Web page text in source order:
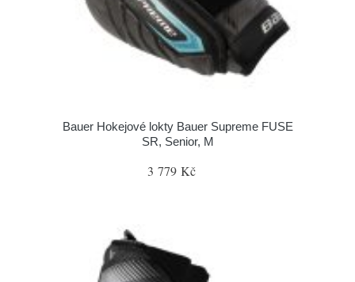
Bauer Hokejové lokty Bauer Supreme FUSE
SR, Senior, M
3 779 Kč